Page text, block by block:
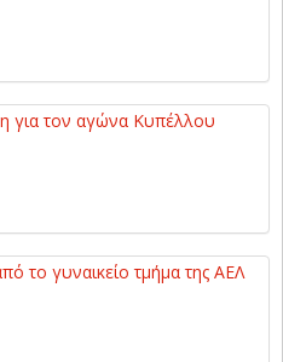
για τον αγώνα Κυπέλλου
το γυναικείο τμήμα της ΑΕΛ